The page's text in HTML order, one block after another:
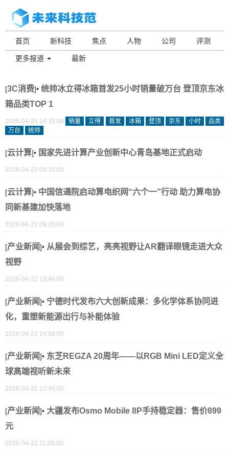
首页 新科技 焦点 人物 公司 评测
更多报道 最新
[3C消费]• 统帅冰立得冰箱首发25小时销量破万台 登顶京东冰
箱品类TOP 1
2026-04-23 14:35:08 销量 立得 首发 冰箱 登顶 京东 小时
品类
万台
统帅
[云计算]• 国家先进计算产业创新中心青岛基地正式启动
2026-04-23 09:32:00
[云计算]• 中国信通院启动算电织网“六个一”行动 助力算电协
同新基建加快落地
2026-04-23 09:28:00
[产业新闻]• 从展会到综艺，亮亮视野让AR翻译眼镜走进大众
视野
2026-04-22 15:46:00
[产业新闻]• 宁德时代发布六大创新成果：多化学体系协同进
化，重塑新能源出行与补能体验
2026-04-22 14:56:00
[产业新闻]• 东芝REGZA 20周年――以RGB Mini LED定义全
球高端视听新未来
2026-04-22 12:46:00
[产业新闻]• 大疆发布Osmo Mobile 8P手持稳定器：售价899
元
2026-04-22 11:06:00